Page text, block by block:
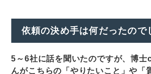
依頼の決め手は何だったので
5～6社に話を聞いたのですが、博士
んがこちらの「やりたいこと」や「